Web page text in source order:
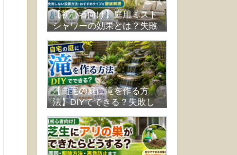
【初心者向け】庭用ミスト
シャワーの効果とは？失敗
タイプを徹底解説
【自宅の庭に滝を作る方
法】DIYでできる？失敗し
較まで解説